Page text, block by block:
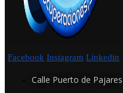
Facebook Instagram Linkedin
Calle Puerto de